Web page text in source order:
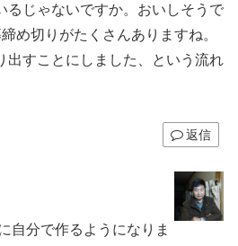
るじゃないですか。おいしそうで
め切りがたくさんありますね。
出すことにしました、という流れ
返信
自分で作るようになりま